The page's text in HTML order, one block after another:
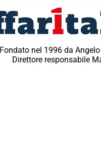
Fondato nel 1996 da
Direttore responsabile